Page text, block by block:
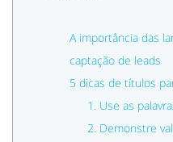
A importância das
captação de leads
5 dicas de títulos
1. Use as
2. Demonstre